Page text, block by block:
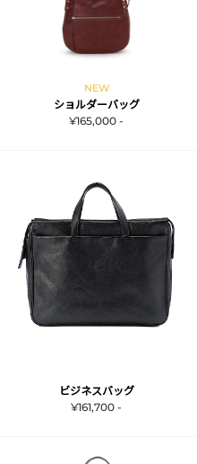
NEW
ショルダーバッグ
¥165,000 -
ビジネスバッグ
¥161,700 -